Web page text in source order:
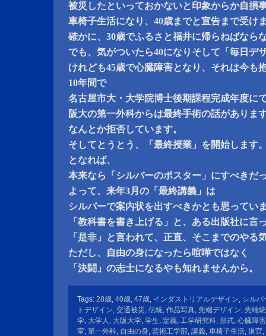
被災したといっておかないと印象からか自損
車椅子生活になり、40歳までと宣告まで受け
確かに、30歳でふるさと福井に帰らねばなら
でも、気がついたら40になりそして「毎日デ
けれども45歳で心臓障害となり、それは今も
10年間で
名古屋市大・大学院博士後期課程完成年度に
阪大の第一外科からは最終手術の話がありま
なんとか拒否しています。
そしてとうとう、「最終授業」を開始します
となれば、
本来なら「シルバーのポスター」にすべきだ
よって、来年3月の「最終講義」は
シルバーで案内状を出すべきかとも思ってい
「教科書を書き上げる」と、ある出版社に言
「是非」と言われて、正直、そこまでのやる
ただし、自由の身になったら喧嘩ではなく
「決闘」の志士になるやも知れませんから。
Tags: 28歳, 40歳, 47歳, インダストリアルデザイン, シルバ
トデザイン, 交通被災 , 伝統, 作品写真, 先端デザイン, 先端
学, 大学人 , 大阪大学, 学生, 定義, 工学研究科, 形式, 心臓障害
室, 第一外科, 自由の身, 芸術工学部, 講義, 車椅子生活, 退官,